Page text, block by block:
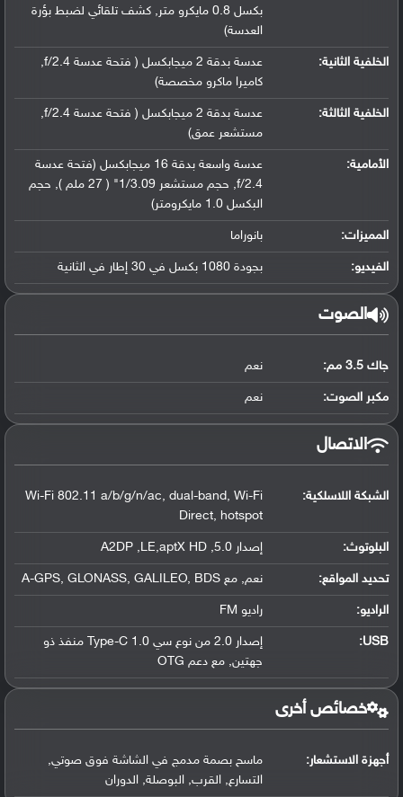
بكسل 0.8 مايكرو متر, كشف تلقائي لضبط بؤرة
العدسة)
الخلفية الثانية:
عدسة بدقة 2 ميجابكسل ( فتحة عدسة f/2.4,
كاميرا ماكرو مخصصة)
الخلفية الثالثة:
عدسة بدقة 2 ميجابكسل ( فتحة عدسة f/2.4,
مستشعر عمق)
الأمامية:
عدسة واسعة بدقة 16 ميجابكسل (فتحة عدسة
f/2.4, حجم مستشعر 1/3.09" ( 27 ملم ), حجم
البكسل 1.0 مايكرومتر)
المميزات: بانوراما
الفيديو: بجودة 1080 بكسل في 30 إطار في الثانية
الصوت
جاك 3.5 مم: نعم
مكبر الصوت: نعم
الاتصال
الشبكة اللاسلكية:
Wi-Fi 802.11 a/b/g/n/ac, dual-band, Wi-Fi
Direct, hotspot
البلوتوث: إصدار 5.0, A2DP ,LE,aptX HD
تحديد المواقع: نعم, مع A-GPS, GLONASS, GALILEO, BDS
الراديو: راديو FM
USB
:
إصدار 2.0 من نوع سي Type-C 1.0 منفذ ذو
جهتين, مع دعم OTG
خصائص أخرى
أجهزة الاستشعار:
ماسح بصمة مدمج في الشاشة فوق صوتي,
التسارع, القرب, البوصلة, الدوران